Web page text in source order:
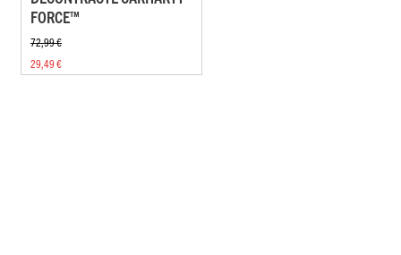
FORCE™
72,99 €
29,49 €